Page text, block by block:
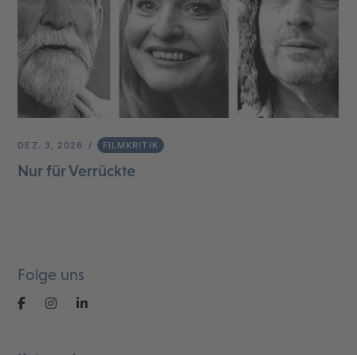
DEZ. 3, 2026 FILMKRITIK
Nur für Verrückte
Folge uns